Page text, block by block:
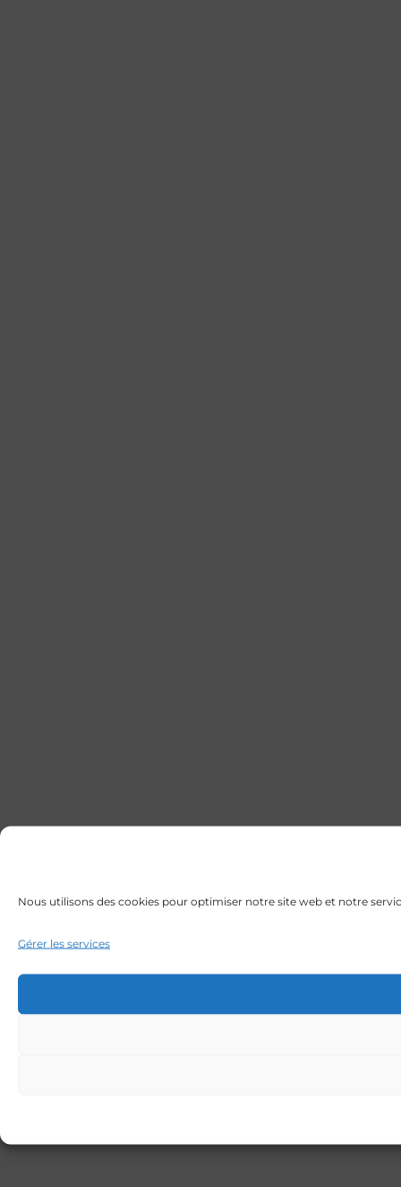
Nous utilisons des cookies pour optimiser notre site web et notre
Gérer les services